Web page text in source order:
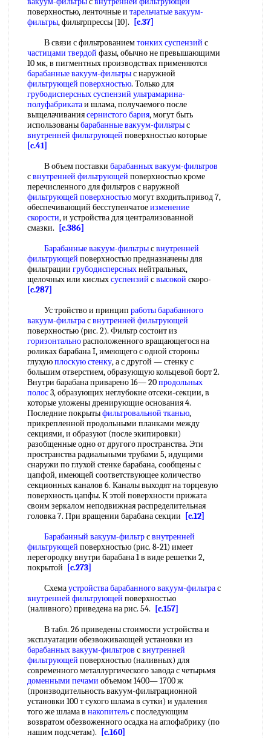
поверхностью, ленточные и тарельчатые вакуум-
фильтры, фильтрпрессы [10].
[c.37]
В связи с фильтрованиемтонких суспензий с
частицами твердой фазы, обычно не превышающими
10 мк, в пигментных производствах применяются
барабанные вакуум-фильтрыс наружной
фильтрующей поверхностью. Только для
грубодисперсныхсуспензий ультрамарина-
полуфабрикатаи шлама, получаемого после
выщелачиваниясернистого бария, могут быть
использованыбарабанные вакуум-фильтрыс
внутренней фильтрующей поверхностью которые
[c.41]
В объем поставки барабанных вакуум-фильтров
свнутренней фильтрующей поверхностью кроме
перечисленного для фильтров с наружной
фильтрующей поверхностьюмогут входить.привод 7,
обеспечивающий бесступенчатоеизменение
скорости, и устройства для централизованной
смазки.
[c.386]
Барабанные вакуум-фильтрысвнутренней
фильтрующей поверхностью предназначены для
фильтрации грубодисперсныхнейтральных,
щелочных или кислыхсуспензий свысокой скоро-
[c.287]
Ус тройство и принцип работы барабанного
вакуум-фильтрасвнутренней фильтрующей
поверхностью (рис. 2). Фильтр состоит из
горизонтальнорасположенного вращающегося на
роликах барабана I, имеющего с одной стороны
глухуюплоскую стенку, а с другой — стенку с
большим отверстием, образующую кольцевой борт 2.
Внутри барабана приварено 16— 20продольных
полос3, образующих неглубокие отсеки-секции, в
которые уложены дренирующие основания 4.
Последние покрытыфильтровальной тканью,
прикрепленной продольными планками между
секциями, и образуют (после экипировки)
разобщенные одно от другого пространства. Эти
пространства радиальными трубами 5, идущими
снаружи по глухой стенке барабана, сообщены с
цапфой, имеющей соответствующее количество
секционных каналов 6. Каналы выходят на торцевую
поверхность цапфы. К этой поверхности прижата
своим зеркалом неподвижная распределительная
головка 7. При вращении барабана секции
[c.12]
Барабанный вакуум-фильтрсвнутренней
фильтрующей поверхностью (рис. 8-21) имеет
перегородку внутри барабана 1 в виде решетки 2,
покрытой
[c.273]
Схемаустройства барабанного вакуум-фильтрас
внутренней фильтрующей поверхностью
(наливного) приведена на рис. 54.
[c.157]
В табл. 26 приведены стоимости устройства и
эксплуатации обезвоживающей установки из
барабанных вакуум-фильтров свнутренней
фильтрующей поверхностью (наливных) для
современного металлургического завода с четырьмя
доменными печами объемом 1400— 1700 ж
(производительность вакуум-фильтрационной
установки 100 т сухого шлама в сутки) и удаления
того же шлама в накопительс последующим
возвратом обезвоженного осадка на аглофабрику (по
нашим подсчетам).
[c.160]